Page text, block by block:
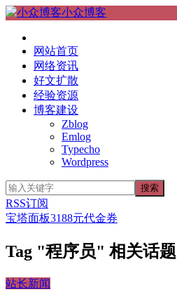
小众博客
网站首页
网络资讯
好文扩散
经验资源
博客建设
Zblog
Emlog
Typecho
Wordpress
RSS订阅
宝塔面板3188元代金券
Tag "程序员" 相关话题
站长新闻